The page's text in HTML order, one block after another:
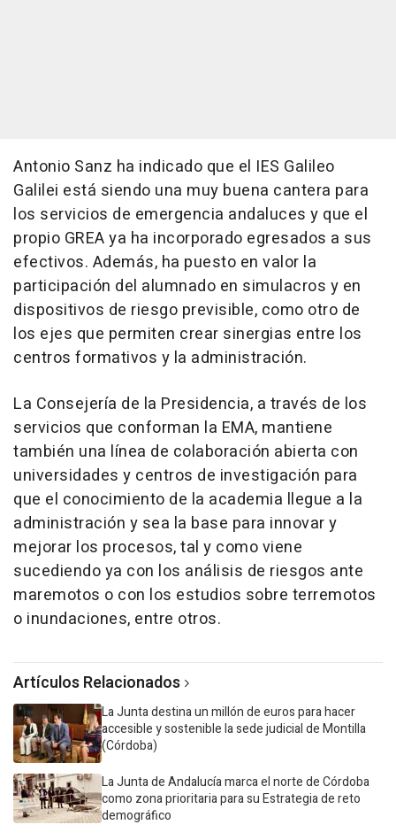
Antonio Sanz ha indicado que el IES Galileo
Galilei está siendo una muy buena cantera para
los servicios de emergencia andaluces y que el
propio GREA ya ha incorporado egresados a sus
efectivos. Además, ha puesto en valor la
participación del alumnado en simulacros y en
dispositivos de riesgo previsible, como otro de
los ejes que permiten crear sinergias entre los
centros formativos y la administración.
La Consejería de la Presidencia, a través de los
servicios que conforman la EMA, mantiene
también una línea de colaboración abierta con
universidades y centros de investigación para
que el conocimiento de la academia llegue a la
administración y sea la base para innovar y
mejorar los procesos, tal y como viene
sucediendo ya con los análisis de riesgos ante
maremotos o con los estudios sobre terremotos
o inundaciones, entre otros.
Artículos Relacionados
La Junta destina un millón de euros para hacer
accesible y sostenible la sede judicial de Montilla
(Córdoba)
La Junta de Andalucía marca el norte de Córdoba
como zona prioritaria para su Estrategia de reto
demográfico